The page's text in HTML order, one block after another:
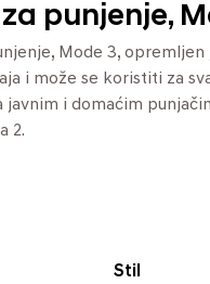
punjenje,
Mode 3,
i može se koristiti za
javnim i domaćim
2.
Stil